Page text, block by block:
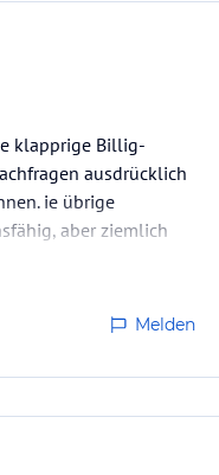
klapprige Billig-
ausdrücklich
ie übrige
aber ziemlich
Melden